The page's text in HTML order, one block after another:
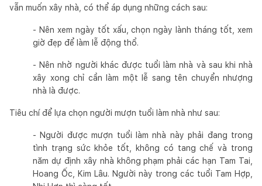
vẫn muốn xây nhà, có thể áp dụng những cách sau:
- Nên xem ngày tốt xấu, chọn ngày lành tháng tốt, xem
giờ đẹp để làm lễ động thổ.
- Nên nhờ người khác được tuổi làm nhà và sau khi nhà
xây xong chỉ cần làm một lễ sang tên chuyển nhượng
nhà là được.
Tiêu chí để lựa chọn người mượn tuổi làm nhà như sau:
- Người được mượn tuổi làm nhà này phải đang trong
tình trạng sức khỏe tốt, không có tang chế và trong
năm dự định xây nhà không phạm phải các hạn Tam Tai,
Hoang Ốc, Kim Lâu. Người này trong các tuổi Tam Hợp,